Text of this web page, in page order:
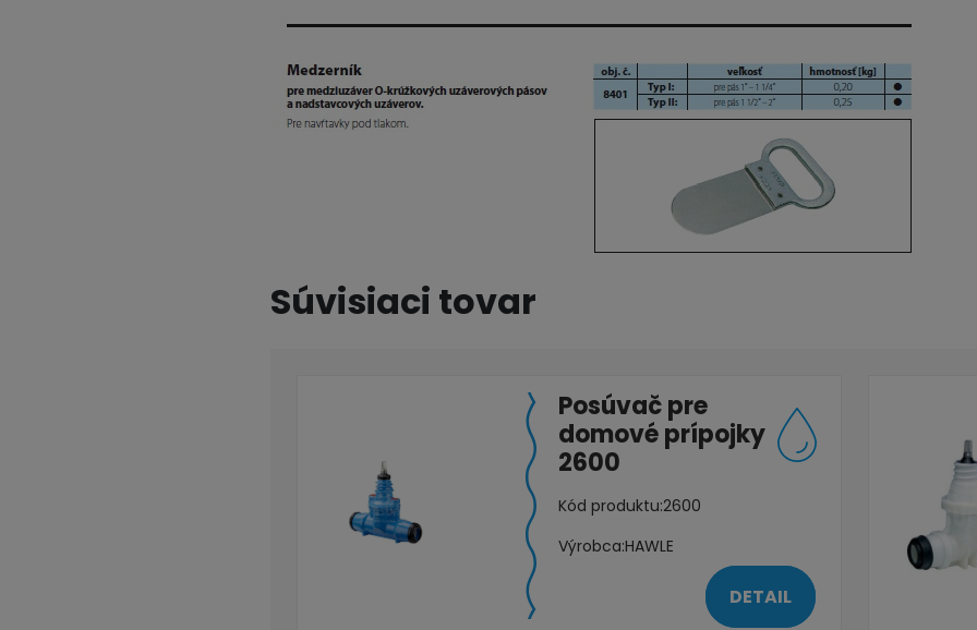
Súvisiaci tovar
Posúvač pre
domové prípojky
2600
Kód produktu:2600
Výrobca:HAWLE
DETAIL